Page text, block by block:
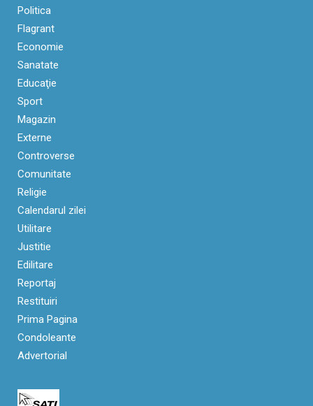
Politica
Flagrant
Economie
Sanatate
Educaţie
Sport
Magazin
Externe
Controverse
Comunitate
Religie
Calendarul zilei
Utilitare
Justitie
Edilitare
Reportaj
Restituiri
Prima Pagina
Condoleante
Advertorial